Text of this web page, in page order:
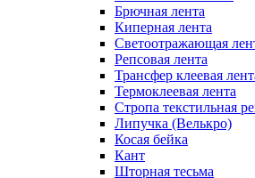
Брючная лента
Киперная лента
Светоотражающая
Репсовая лента
Трансфер клеевая
Термоклеевая лента
Стропа текстильная
Липучка (Велькро)
Косая бейка
Кант
Шторная тесьма